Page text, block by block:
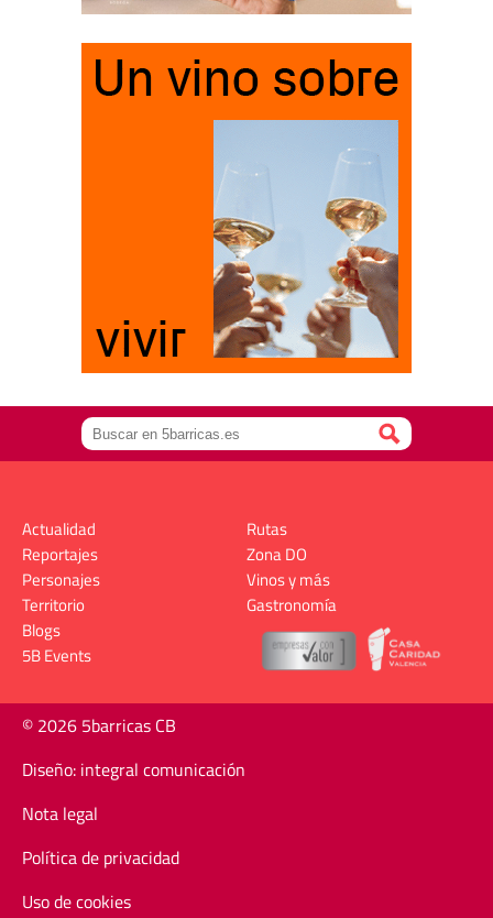
Actualidad
Reportajes
Personajes
Territorio
Rutas
Zona DO
Vinos y más
Gastronomía
Blogs
5B Events
© 2026 5barricas CB
Diseño: integral comunicación
Nota legal
Política de privacidad
Uso de cookies